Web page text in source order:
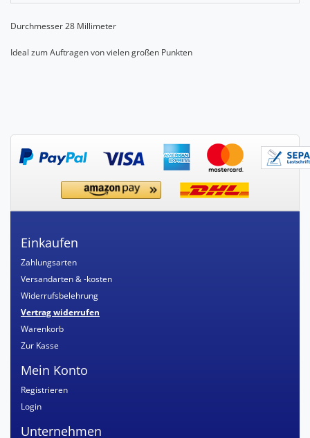
Durchmesser 28 Millimeter
Ideal zum Auftragen von vielen großen Punkten
Einkaufen
Zahlungsarten
Versandarten & -kosten
Widerrufsbelehrung
Vertrag widerrufen
Warenkorb
Zur Kasse
Mein Konto
Registrieren
Login
Unternehmen